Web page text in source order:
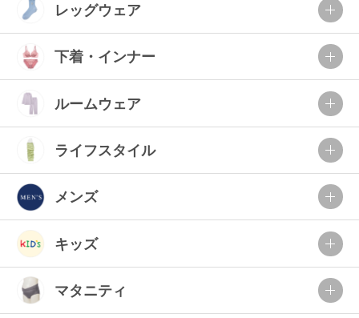
レッグウェア
下着・インナー
ルームウェア
ライフスタイル
メンズ
キッズ
マタニティ